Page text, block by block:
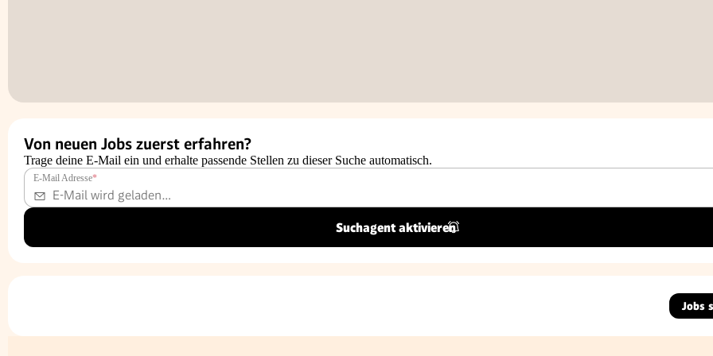
Von neuen Jobs zuerst erfahren?
Trage deine E-Mail ein und erhalte passende Stellen zu dieser Suche automatisch.
E-Mail Adresse*
Suchagent aktivieren
Jobs